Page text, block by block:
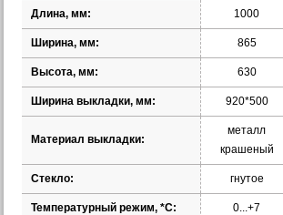
Длина, мм: 1000
Ширина, мм: 865
Высота, мм: 630
Ширина выкладки, мм: 920*500
Материал выкладки:
металл
крашеный
Стекло: гнутое
Температурный режим, *С: 0...+7